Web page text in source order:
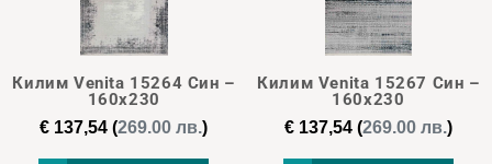
Килим Venita 15264 Син –
160х230
€ 137,54 (269.00 лв.)
Килим Venita 15267 Син –
160х230
€137,54(269.00 лв.)